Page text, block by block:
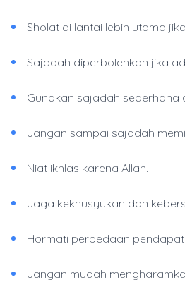
Sholat di lantai lebih utama
Sajadah diperbolehkan jika
Gunakan sajadah sederhana
Jangan sampai sajadah
Niat ikhlas karena Allah.
Jaga kekhusyukan dan
Hormati perbedaan pendapat.
Jangan mudah